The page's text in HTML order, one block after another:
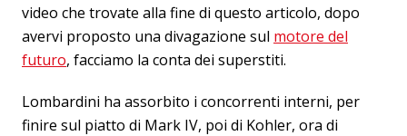
video che trovate alla fine di questo articolo, dopo
avervi proposto una divagazione sul motore del
futuro, facciamo la conta dei superstiti.
Lombardini ha assorbito i concorrenti interni, per
finire sul piatto di Mark IV, poi di Kohler, ora di